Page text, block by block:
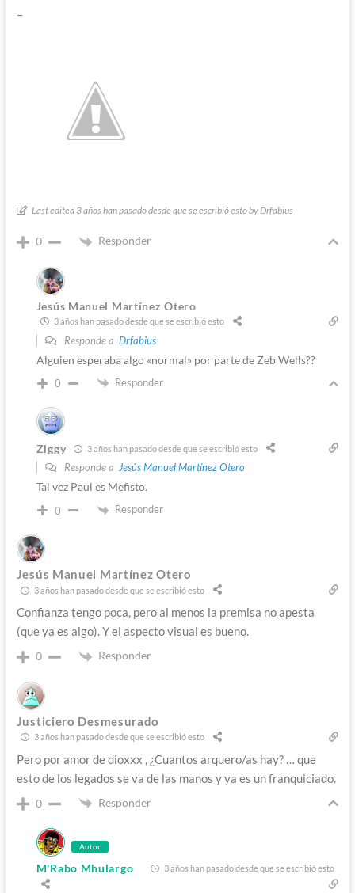
–
Last edited 3 años han pasado desde que se escribió esto by Drfabius
0 Responder
Jesús Manuel Martínez Otero
3 años han pasado desde que se escribió esto
Responde a Drfabius
Alguien esperaba algo «normal» por parte de Zeb Wells??
0 Responder
Ziggy 3 años han pasado desde que se escribió esto
Responde a Jesús Manuel Martínez Otero
Tal vez Paul es Mefisto.
0 Responder
Jesús Manuel Martínez Otero
3 años han pasado desde que se escribió esto
Confianza tengo poca, pero al menos la premisa no apesta
(que ya es algo). Y el aspecto visual es bueno.
0 Responder
Justiciero Desmesurado
3 años han pasado desde que se escribió esto
Pero por amor de dioxxx , ¿Cuantos arquero/as hay? … que
esto de los legados se va de las manos y ya es un franquiciado.
0 Responder
Autor
M'Rabo Mhulargo 3 años han pasado desde que se escribió esto